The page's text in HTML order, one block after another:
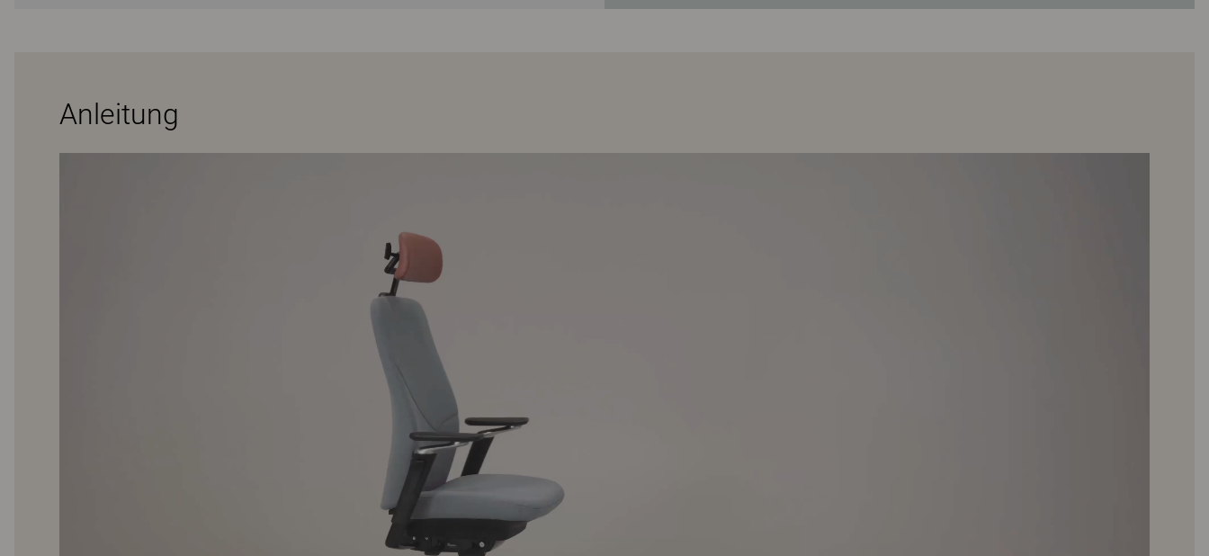
Anleitung